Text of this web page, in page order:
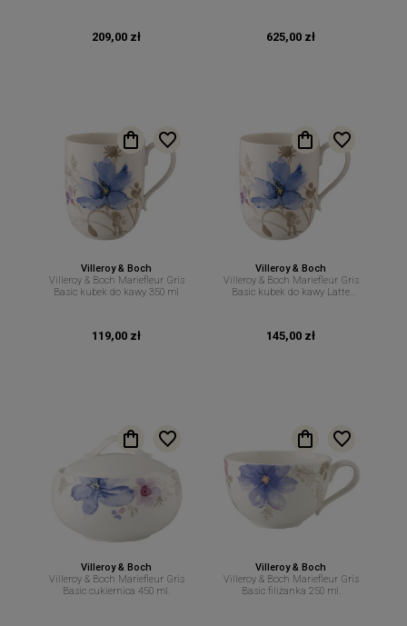
209,00 zł 625,00 zł
Villeroy & Boch
Villeroy & Boch Mariefleur Gris
Basic kubek do kawy 350 ml
119,00 zł
Villeroy & Boch
Villeroy & Boch Mariefleur Gris
Basic kubek do kawy Latte
145,00 zł
Villeroy & Boch
Villeroy & Boch Mariefleur Gris
Basic cukiernica 450 ml.
Villeroy & Boch
Villeroy & Boch Mariefleur Gris
Basic filiżanka 250 ml.